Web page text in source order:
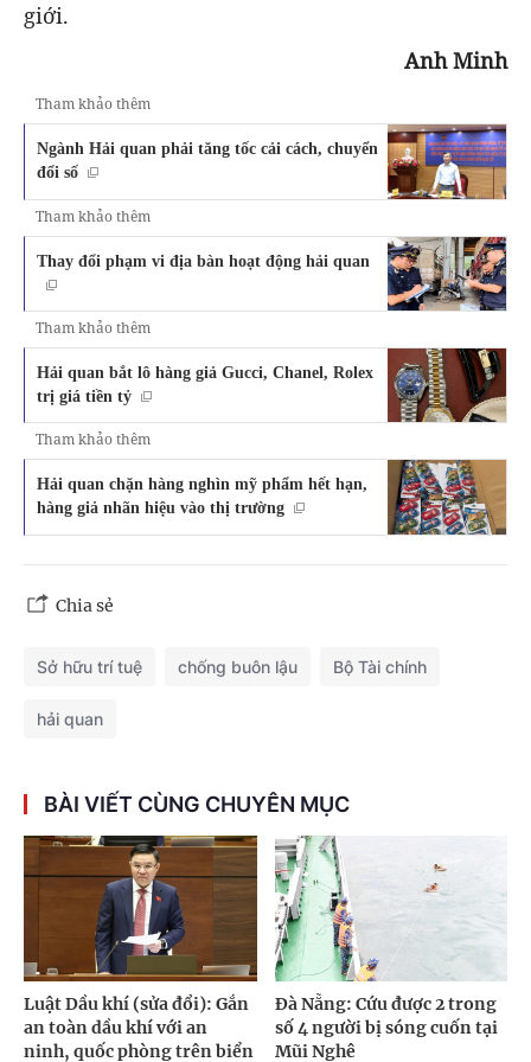
giới.
Anh Minh
Tham khảo thêm
Ngành Hải quan phải tăng tốc cải cách, chuyển
đổi số
Tham khảo thêm
Thay đổi phạm vi địa bàn hoạt động hải quan
Tham khảo thêm
Hải quan bắt lô hàng giả Gucci, Chanel, Rolex
trị giá tiền tỷ
Tham khảo thêm
Hải quan chặn hàng nghìn mỹ phẩm hết hạn,
hàng giả nhãn hiệu vào thị trường
Chia sẻ
Sở hữu trí tuệ chống buôn lậu Bộ Tài chính
hải quan
BÀI VIẾT CÙNG CHUYÊN MỤC
Luật Dầu khí (sửa đổi): Gắn
an toàn dầu khí với an
ninh, quốc phòng trên biển
Đà Nẵng: Cứu được 2 trong
số 4 người bị sóng cuốn tại
Mũi Nghê